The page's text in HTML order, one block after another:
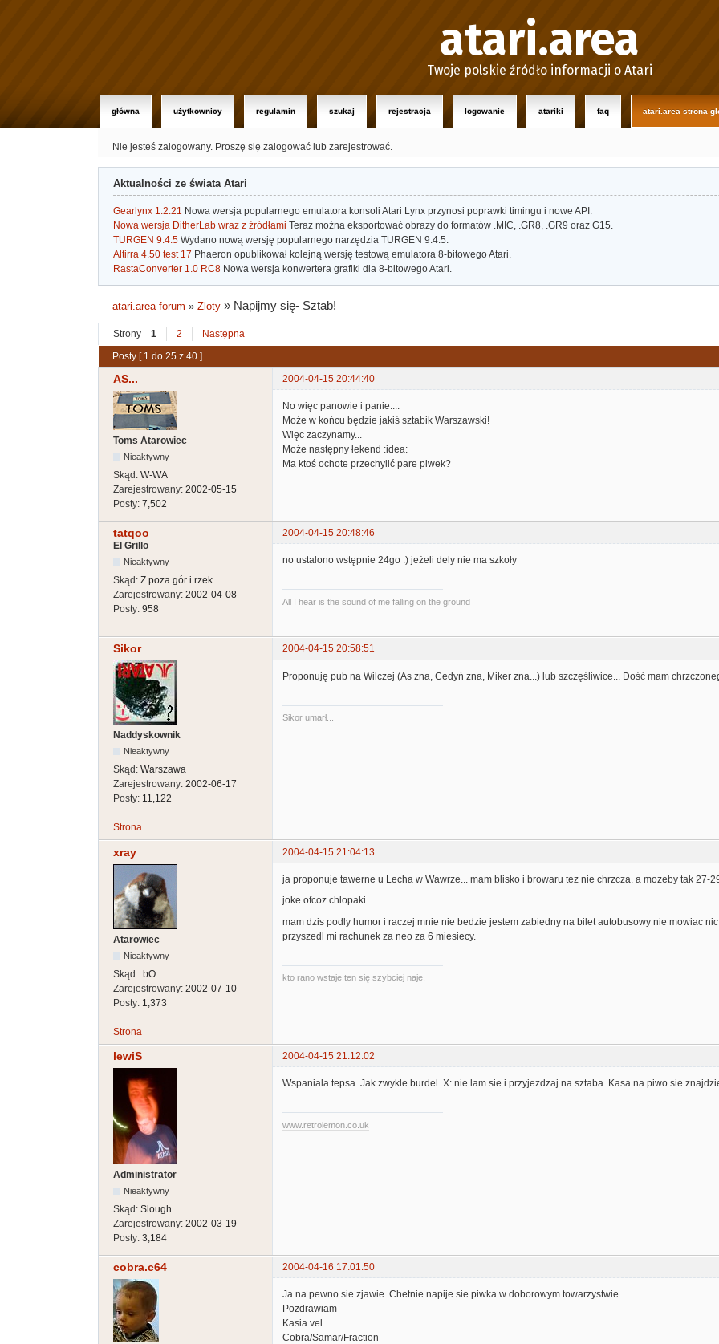
atari.area
Twoje polskie źródło informacji o Atari
główna użytkownicy regulamin szukaj rejestracja logowanie atariki faq atari.area strona
Nie jesteś zalogowany. Proszę się zalogować lub zarejestrować.
Aktualności ze świata Atari
Gearlynx 1.2.21 Nowa wersja popularnego emulatora konsoli Atari Lynx przynosi poprawki timingu i nowe API.
Nowa wersja DitherLab wraz z źródłami Teraz można eksportować obrazy do formatów .MIC, .GR8, .GR9 oraz G15.
TURGEN 9.4.5 Wydano nową wersję popularnego narzędzia TURGEN 9.4.5.
Altirra 4.50 test 17 Phaeron opublikował kolejną wersję testową emulatora 8-bitowego Atari.
RastaConverter 1.0 RC8 Nowa wersja konwertera grafiki dla 8-bitowego Atari.
atari.area forum »Zloty » Napijmy się- Sztab!
Strony 1 2
Następna
Posty [ 1 do 25 z 40 ]
AS... 2004-04-15 20:44:40
Toms Atarowiec
Nieaktywny
Skąd: W-WA
Zarejestrowany: 2002-05-15
Posty: 7,502
No więc panowie i panie....
Może w końcu będzie jakiś sztabik Warszawski!
Więc zaczynamy...
Może następny łekend :idea:
Ma ktoś ochote przechylić pare piwek?
tatqoo
2004-04-15 20:48:46
El Grillo
Nieaktywny
Skąd: Z poza gór i rzek
Zarejestrowany: 2002-04-08
Posty: 958
no ustalono wstępnie 24go :) jeżeli dely nie ma szkoły
All I hear is the sound of me falling on the ground
Sikor 2004-04-15 20:58:51
Naddyskownik
Nieaktywny
Skąd: Warszawa
Zarejestrowany: 2002-06-17
Posty: 11,122
Proponuję pub na Wilczej (As zna, Cedyń zna, Miker zna...) lub szczęśliwice... Dość mam
Sikor umarł...
Strona
xray 2004-04-15 21:04:13
Atarowiec
Nieaktywny
Skąd: :bO
Zarejestrowany: 2002-07-10
Posty: 1,373
ja proponuje tawerne u Lecha w Wawrze... mam blisko i browaru tez nie chrzcza. a mozeby tak
joke ofcoz chlopaki.
mam dzis podly humor i raczej mnie nie bedzie jestem zabiedny na bilet autobusowy nie mowiac
przyszedl mi rachunek za neo za 6 miesiecy.
kto rano wstaje ten się szybciej naje.
Strona
lewiS 2004-04-15 21:12:02
Administrator
Nieaktywny
Skąd: Slough
Zarejestrowany: 2002-03-19
Posty: 3,184
Wspaniala tepsa. Jak zwykle burdel. X: nie lam sie i przyjezdzaj na sztaba. Kasa na piwo sie
www.retrolemon.co.uk
cobra.c64 2004-04-16 17:01:50
Ja na pewno sie zjawie. Chetnie napije sie piwka w doborowym towarzystwie.
Pozdrawiam
Kasia vel
Cobra/Samar/Fraction